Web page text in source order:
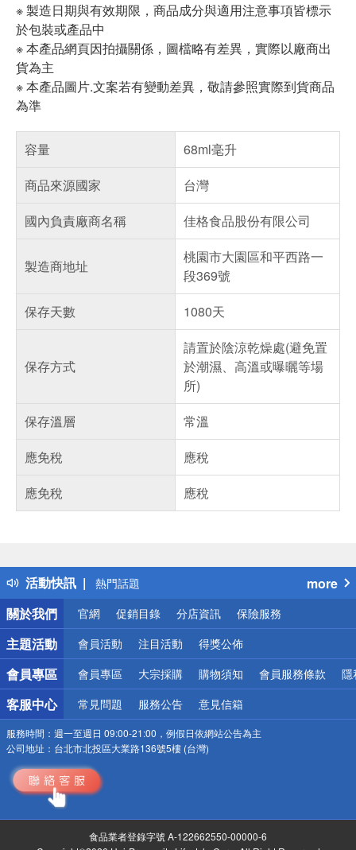
※ 製造日期與有效期限，商品成分與適用注意事項皆標示
於包裝或產品中
※ 本產品網頁因拍攝關係，圖檔略有差異，實際以廠商出
貨為主
※ 本產品圖片.文案若有變動差異，敬請參照實際到貨商品
為準
容量
68ml毫升
商品來源國家
台灣
國內負責廠商名稱
佳格食品股份有限公司
製造商地址
桃園市大園區和平西路一
段369號
保存天數
1080天
保存方式
請置於陰涼乾燥處(避免置
於潮濕、高溫或曝曬等場
所)
保存溫層
常溫
應免稅
應稅
應免稅
應稅
活動快訊
得獎公告
熱門話題
銀行優惠
偏遠地區配送
詐騙網頁！請小心！
more
關於我們
官網 促銷目錄 分店資訊 保險服務
主題活動 會員活動 注目活動 得獎公佈
會員專區 會員專區 大宗採購 購物須知 會員服務條款 隱
客服中心 常見問題 服務公告 意見信箱
服務時間： 週一至週日 09:00-21:00，例假日依網站公告為主
公司地址： 台北市北投區大業路136號5樓 (台灣)
食品業者登錄字號 A-122662550-00000-6